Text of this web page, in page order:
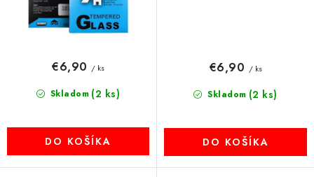
Skladom (2 ks)
€6,90 / ks
DO KOŠÍKA
Skladom (2 ks)
€6,90 / ks
DO KOŠÍKA